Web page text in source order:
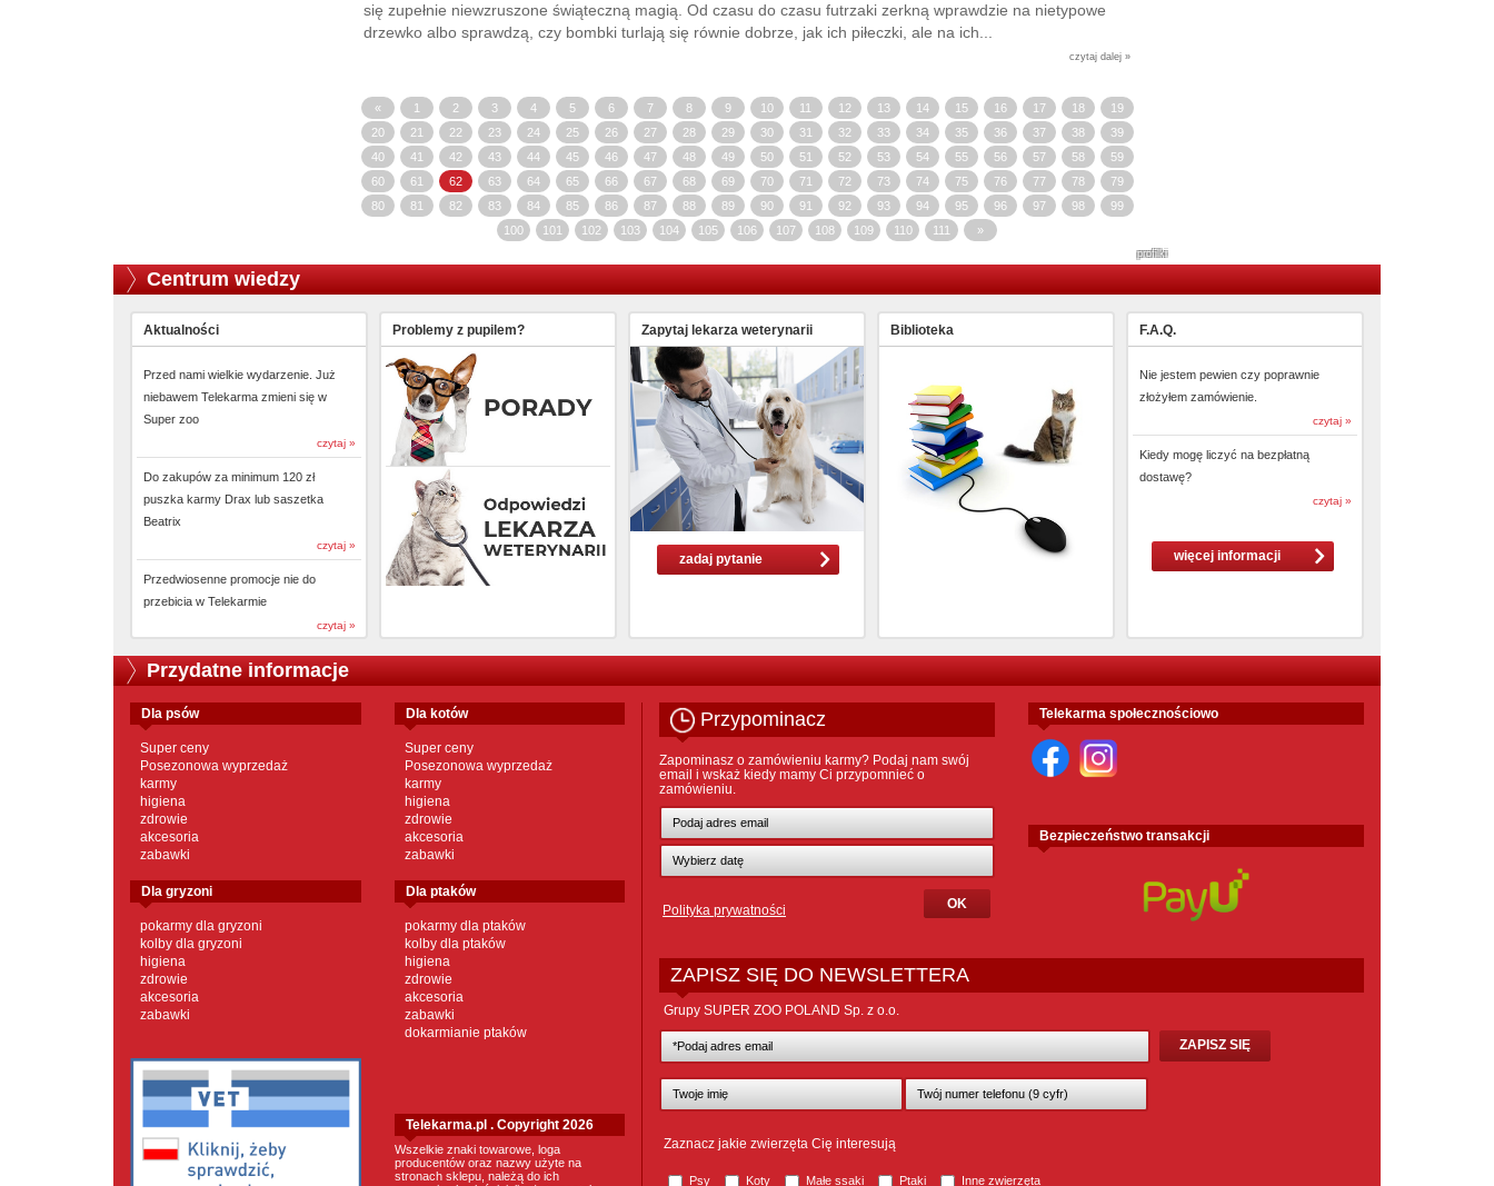
profilki
się zupełnie niewzruszone świąteczną magią. Od czasu do czasu futrzaki zerkną wprawdzie na nietypowe
drzewko albo sprawdzą, czy bombki turlają się równie dobrze, jak ich piłeczki, ale na ich...
czytaj dalej »
« 1 2 3 4 5 6 7 8 9 10 11 12 13 14 15 16 17 18
19
20
21 22 23 24 25 26 27 28 29 30 31 32 33 34 35 36 37 38
39
40
41 42 43 44 45 46 47 48 49 50 51 52 53 54 55 56 57 58
59
60
61 62 63 64 65 66 67 68 69 70 71 72 73 74 75 76 77 78
79
80
81 82 83 84 85 86 87 88 89 90 91 92 93 94 95 96 97 98
99
100
101 102 103 104 105 106 107 108 109 110 111 »
Centrum wiedzy
Aktualności
Przed nami wielkie wydarzenie. Już
niebawem Telekarma zmieni się w
Super zoo
czytaj »
Do zakupów za minimum 120 zł
puszka karmy Drax lub saszetka
Beatrix
czytaj »
Przedwiosenne promocje nie do
przebicia w Telekarmie
czytaj »
Problemy z pupilem? Zapytaj lekarza weterynarii
zadaj pytanie
Biblioteka F.A.Q.
Nie jestem pewien czy poprawnie
złożyłem zamówienie.
czytaj »
Kiedy mogę liczyć na bezpłatną
dostawę?
czytaj »
więcej informacji
Przydatne informacje
dla psów
Super ceny
Posezonowa wyprzedaż
karmy
higiena
zdrowie
akcesoria
zabawki
dla kotów
Super ceny
Posezonowa wyprzedaż
karmy
higiena
zdrowie
akcesoria
zabawki
dla gryzoni
pokarmy dla gryzoni
kolby dla gryzoni
higiena
zdrowie
akcesoria
zabawki
dla ptaków
pokarmy dla ptaków
kolby dla ptaków
higiena
zdrowie
akcesoria
zabawki
dokarmianie ptaków
Telekarma.pl . Copyright 2026
Wszelkie znaki towarowe, loga
producentów oraz nazwy użyte na
stronach sklepu, należą do ich
Przypominacz
Zapominasz o zamówieniu karmy? Podaj nam swój
email i wskaż kiedy mamy Ci przypomnieć o
zamówieniu.
Polityka prywatności
Telekarma społecznościowo
Bezpieczeństwo transakcji
ZAPISZ SIĘ DO NEWSLETTERA
Grupy SUPER ZOO POLAND Sp. z o.o.
Zaznacz jakie zwierzęta Cię interesują
Psy Koty Małe ssaki Ptaki Inne zwierzęta